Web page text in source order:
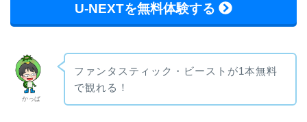
U-NEXTを無料体験する
かっぱ
ファンタスティック・ビーストが1本無料
で観れる！